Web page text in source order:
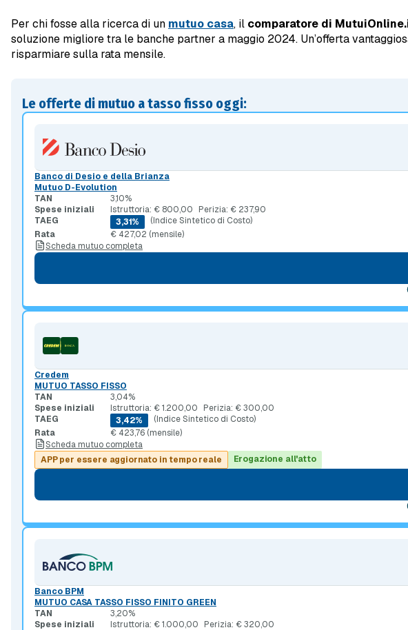
Per chi fosse alla ricerca di un mutuo casa, il comparatore di
soluzione migliore tra le banche partner a maggio 2024. Un’offerta
risparmiare sulla rata mensile.
Le offerte di mutuo a tasso fisso oggi:
Banco di Desio e della Brianza
Mutuo D-Evolution
TAN
3,10%
Spese iniziali
Istruttoria: € 800,00
Perizia: € 237,90
TAEG
3,31%
(Indice Sintetico di Costo)
Rata
€ 427,02 (mensile)
Scheda mutuo completa
Credem
MUTUO TASSO FISSO
TAN
3,04%
Spese iniziali
Istruttoria: € 1.200,00
Perizia: € 300,00
TAEG
3,42%
(Indice Sintetico di Costo)
Rata
€ 423,76 (mensile)
Scheda mutuo completa
APP per essere aggiornato in tempo reale
Erogazione all'atto
Banco BPM
MUTUO CASA TASSO FISSO FINITO GREEN
TAN
3,20%
Spese iniziali
Istruttoria: € 1.000,00
Perizia: € 320,00